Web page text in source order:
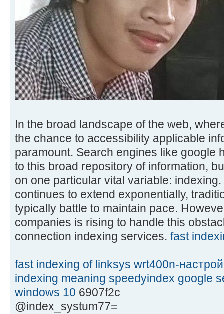
In the broad landscape of the web,
the chance to accessibility applicable
paramount. Search engines like google
to this broad repository of information,
on one particular vital variable:
continues to extend exponentially,
typically battle to maintain pace.
companies is rising to handle this
connection indexing services. fast
fast indexing of linksys wrt400n-
indexing meaning speedyindex google
windows 10 6907f2c
@index_systum77=